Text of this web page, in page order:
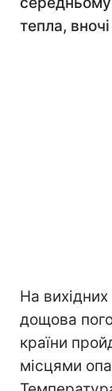
тепла,
На вихідних
дощова
країни
місцями